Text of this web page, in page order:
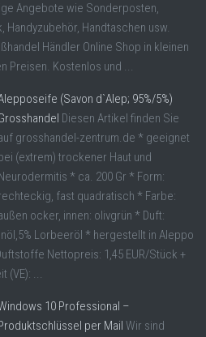
Angebote wie Sonderposten,
Handyzubehör, Handtaschen usw.
Händler Online Shop in kleinen
Preisen. Kostenlos und ...
(Savon d`Alep; 95%/5%)
Diesen Artikel finden Sie
grosshandel-zentrum.de * geeignet
bei (extrem) trockener Haut und
Neurodermitis * ca. 200 Gr * Form:
fast quadratisch * Farbe:
ocker, innen: olivgrün * Duft:
Lorbeeröl * hergestellt in Aleppo
Nettopreis: 1,45 EUR/Stück +
(VE): ...
10 Professional –
per Mail Wir sind